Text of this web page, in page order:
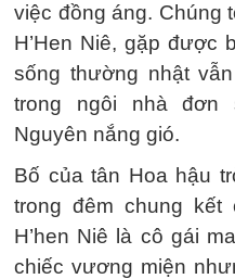
việc đồng áng. Chúng
H’Hen Niê, gặp được
sống thường nhật
trong ngôi nhà đơn
Nguyên nắng gió.
Bố của tân Hoa hậu
trong đêm chung kết
H’hen Niê là cô gái
chiếc vương miện